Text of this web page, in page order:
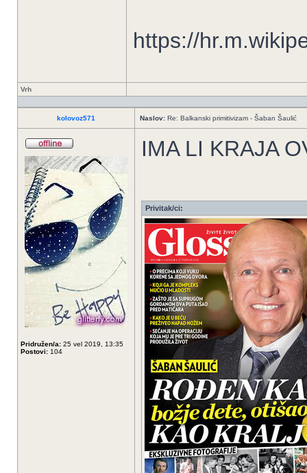
https://
Vrh
kolovoz571 Naslov: Re: Balkanski primitivizam - Šaban Šaulić
Pridružen/a: 25 vel 2019, 13:35
Postovi: 104
IMA LI KRAJA
Privitak/ci: